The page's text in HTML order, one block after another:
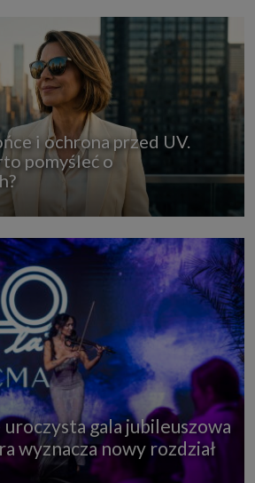
dostępu do Twoich danych osobowych, ich
lub ograniczenia przetwarzania, prawo do
sprzeciwu wobec przetwarzania danych
skargi do organu nadzorczego, którym w Polsce
Danych Osobowych.
Pod tym adresem
informacje dotyczące przetwarzania danych i
i ochrona przed UV.
pomyśleć o
uroczysta gala jubileuszowa
wyznacza nowy rozdział